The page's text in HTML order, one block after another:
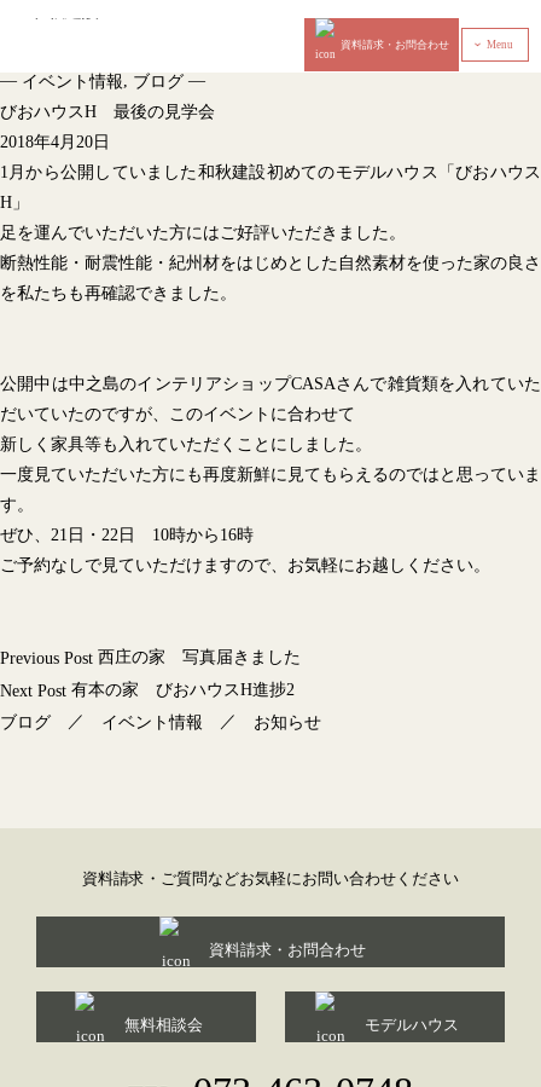
資料請求・お問合わせ ‹ Menu
— イベント情報, ブログ —
びおハウスH 最後の見学会
2018年4月20日
1月から公開していました和秋建設初めてのモデルハウス「びおハウス
H」
足を運んでいただいた方にはご好評いただきました。
断熱性能・耐震性能・紀州材をはじめとした自然素材を使った家の良さ
を私たちも再確認できました。
公開中は中之島のインテリアショップCASAさんで雑貨類を入れていた
だいていたのですが、このイベントに合わせて
新しく家具等も入れていただくことにしました。
一度見ていただいた方にも再度新鮮に見てもらえるのではと思っていま
す。
ぜひ、21日・22日 10時から16時
ご予約なしで見ていただけますので、お気軽にお越しください。
投
稿
ナ
Previous Post 西庄の家 写真届きました
Next Post 有本の家 びおハウスH進捗2
ブログ ／ イベント情報 ／ お知らせ
資料請求・ご質問などお気軽にお問い合わせください
資料請求・お問合わせ
無料相談会 モデルハウス